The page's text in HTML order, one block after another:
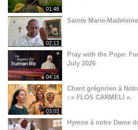
01:48
02:13
Sainte Marie-
04:16
Pray with the Pope:
July 2026
03:03
Chant grégorien à
: « FLOS CARMELI ».
Hymne à notre Dame